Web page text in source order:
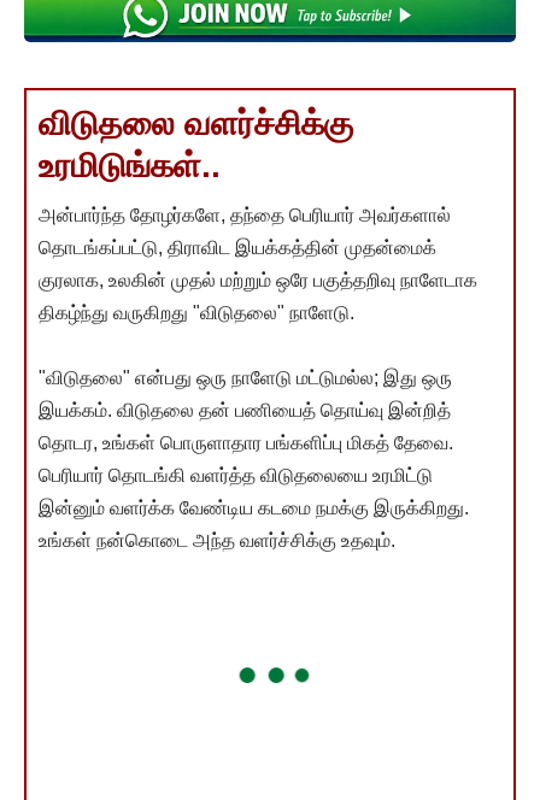
விடுதலை வளர்ச்சிக்கு
உரமிடுங்கள்..
அன்பார்ந்த தோழர்களே, தந்தை பெரியார் அவர்களால்
தொடங்கப்பட்டு, திராவிட இயக்கத்தின் முதன்மைக்
குரலாக, உலகின் முதல் மற்றும் ஒரே பகுத்தறிவு நாளேடாக
திகழ்ந்து வருகிறது "விடுதலை" நாளேடு.
"விடுதலை" என்பது ஒரு நாளேடு மட்டுமல்ல; இது ஒரு
இயக்கம். விடுதலை தன் பணியைத் தொய்வு இன்றித்
தொடர, உங்கள் பொருளாதார பங்களிப்பு மிகத் தேவை.
பெரியார் தொடங்கி வளர்த்த விடுதலையை உரமிட்டு
இன்னும் வளர்க்க வேண்டிய கடமை நமக்கு இருக்கிறது.
உங்கள் நன்கொடை அந்த வளர்ச்சிக்கு உதவும்.